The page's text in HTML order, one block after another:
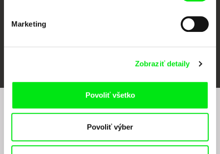
Marketing
Zobraziť detaily
Povoliť všetko
Povoliť výber
Chcete byť pravidelne informovaní o našom
filmovom programe?